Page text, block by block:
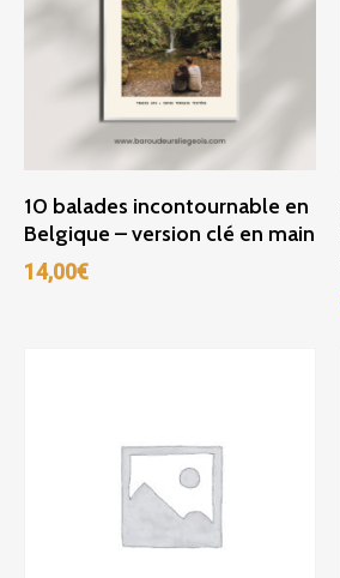
Ajouter Au Panier
10 balades incontournable en
Belgique – version clé en main
14,00€